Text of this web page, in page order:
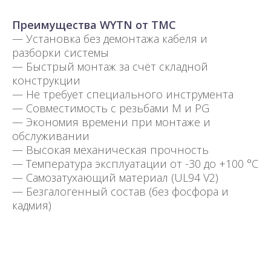
Преимущества WYTN от TMC
— Установка без демонтажа кабеля и
разборки системы
— Быстрый монтаж за счёт складной
конструкции
— Не требует специального инструмента
— Совместимость с резьбами M и PG
— Экономия времени при монтаже и
обслуживании
— Высокая механическая прочность
— Температура эксплуатации от -30 до +100 °C
— Самозатухающий материал (UL94 V2)
— Безгалогенный состав (без фосфора и
кадмия)